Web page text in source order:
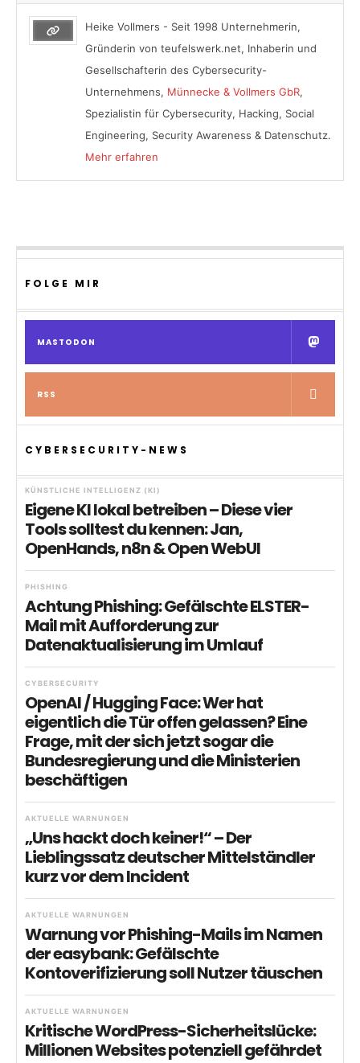
Heike Vollmers - Seit 1998 Unternehmerin,
Gründerin von teufelswerk.net, Inhaberin und
Gesellschafterin des Cybersecurity-
Unternehmens, Münnecke & Vollmers GbR,
Spezialistin für Cybersecurity, Hacking, Social
Engineering, Security Awareness & Datenschutz.
Mehr erfahren
FOLGE MIR
MASTODON
RSS
CYBERSECURITY-NEWS
KÜNSTLICHE INTELLIGENZ (KI)
Eigene KI lokal betreiben – Diese vier
Tools solltest du kennen: Jan,
OpenHands, n8n & Open WebUI
PHISHING
Achtung Phishing: Gefälschte ELSTER-
Mail mit Aufforderung zur
Datenaktualisierung im Umlauf
CYBERSECURITY
OpenAI / Hugging Face: Wer hat
eigentlich die Tür offen gelassen? Eine
Frage, mit der sich jetzt sogar die
Bundesregierung und die Ministerien
beschäftigen
AKTUELLE WARNUNGEN
„Uns hackt doch keiner!“ – Der
Lieblingssatz deutscher Mittelständler
kurz vor dem Incident
AKTUELLE WARNUNGEN
Warnung vor Phishing-Mails im Namen
der easybank: Gefälschte
Kontoverifizierung soll Nutzer täuschen
AKTUELLE WARNUNGEN
Kritische WordPress-Sicherheitslücke:
Millionen Websites potenziell gefährdet